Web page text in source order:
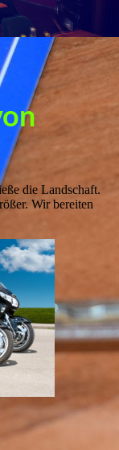
die Landschaft.
Wir bereiten